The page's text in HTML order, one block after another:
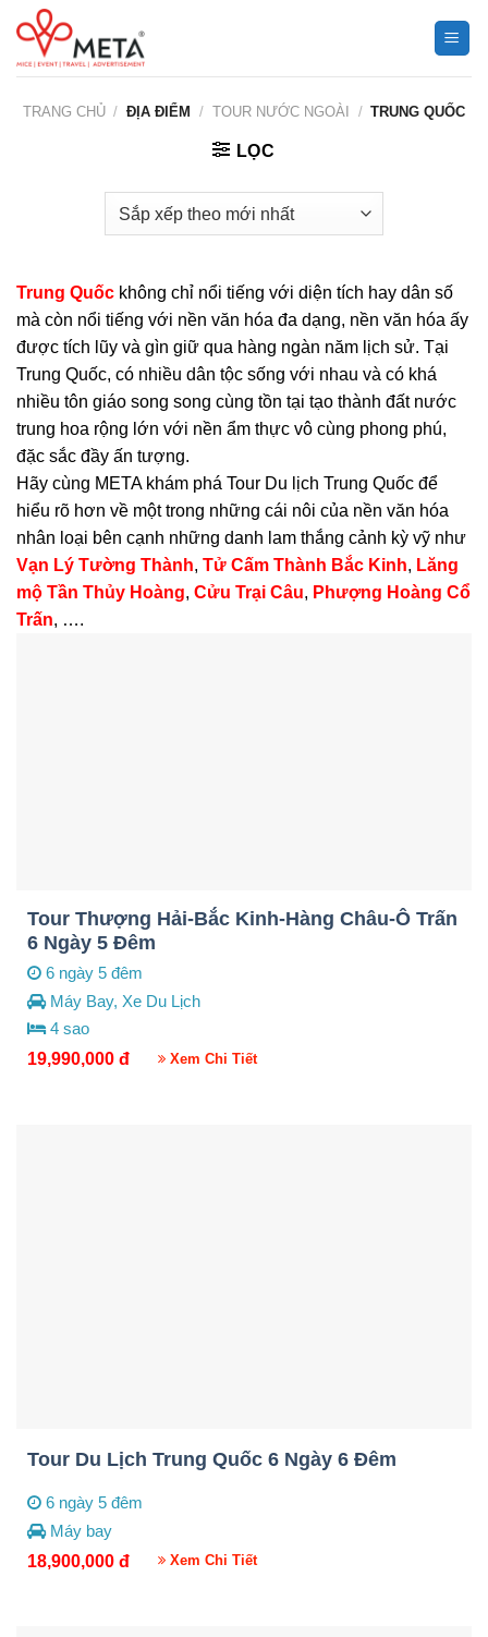
Chuyển
đến
nội
TRANG CHỦ / ĐỊA ĐIỂM / TOUR NƯỚC NGOÀI / TRUNG QUỐC
LỌC
Trung Quốc không chỉ nổi tiếng với diện tích hay dân số
mà còn nổi tiếng với nền văn hóa đa dạng, nền văn hóa ấy
được tích lũy và gìn giữ qua hàng ngàn năm lịch sử. Tại
Trung Quốc, có nhiều dân tộc sống với nhau và có khá
nhiều tôn giáo song song cùng tồn tại tạo thành đất nước
trung hoa rộng lớn với nền ẩm thực vô cùng phong phú,
đặc sắc đầy ấn tượng.
Hãy cùng META khám phá Tour Du lịch Trung Quốc để
hiểu rõ hơn về một trong những cái nôi của nền văn hóa
nhân loại bên cạnh những danh lam thắng cảnh kỳ vỹ như
Vạn Lý Tường Thành, Tử Cấm Thành Bắc Kinh, Lăng
mộ Tần Thủy Hoàng, Cửu Trại Câu, Phượng Hoàng Cổ
Trấn, ….
Tour Thượng Hải-Bắc Kinh-Hàng Châu-Ô Trấn
6 Ngày 5 Đêm
6 ngày 5 đêm
Máy Bay, Xe Du Lịch
4 sao
19,990,000đ Xem Chi Tiết
Tour Du Lịch Trung Quốc 6 Ngày 6 Đêm
6 ngày 5 đêm
Máy bay
18,900,000đ Xem Chi Tiết